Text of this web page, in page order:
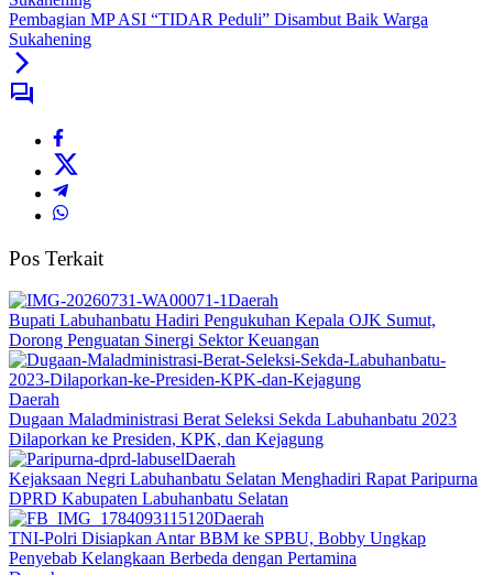
Pembagian MP ASI “TIDAR Peduli” Disambut Baik Warga
Sukahening
Pos Terkait
Daerah
Bupati Labuhanbatu Hadiri Pengukuhan Kepala OJK Sumut,
Dorong Penguatan Sinergi Sektor Keuangan
Daerah
Dugaan Maladministrasi Berat Seleksi Sekda Labuhanbatu 2023
Dilaporkan ke Presiden, KPK, dan Kejagung
Daerah
Kejaksaan Negri Labuhanbatu Selatan Menghadiri Rapat Paripurna
DPRD Kabupaten Labuhanbatu Selatan
Daerah
TNI-Polri Disiapkan Antar BBM ke SPBU, Bobby Ungkap
Penyebab Kelangkaan Berbeda dengan Pertamina